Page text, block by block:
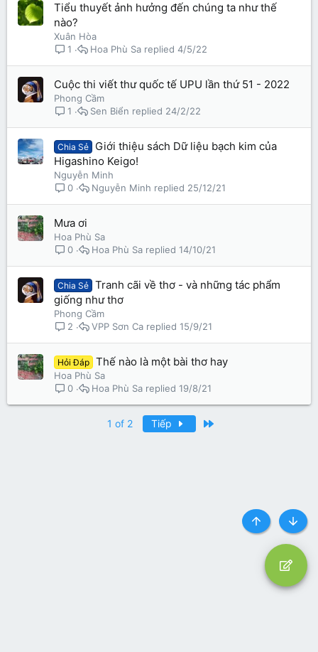
Tiểu thuyết ảnh hưởng đến chúng ta như thế
nào?
Xuân Hòa
1
4/5/22
Hoa Phù Sa
Cuộc thi viết thư quốc tế UPU lần thứ 51 - 2022
Phong Cầm
1
24/2/22
Sen Biển
Chia Sẻ
Giới thiệu sách Dữ liệu bạch kim của
Higashino Keigo!
Nguyễn Minh
0
25/12/21
Nguyễn Minh
Mưa ơi
Hoa Phù Sa
0
14/10/21
Hoa Phù Sa
Chia Sẻ
Tranh cãi về thơ - và những tác phẩm
giống như thơ
Phong Cầm
2
15/9/21
VPP Sơn Ca
Hỏi Đáp Thế nào là một bài thơ hay
Hoa Phù Sa
0
19/8/21
Hoa Phù Sa
1 of 2 Tiếp
Top